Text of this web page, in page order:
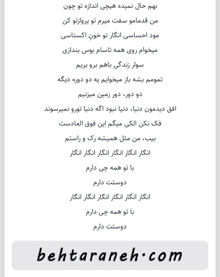
بهم حال نمیده هیچی اندازه تو چون
من قدمامو سفت میرم تو پروازتو کن
مود احساسی انگار تو خونِ اکستاسی
میخوام روی همه تاسام بوس بندازی
سوار زندگی باهم برو بریم
تمومم بشه باز میخوایم یه دو دوره دیگه
دو دور، دور زمین میزنیم
افق دیدمون دنیا، دنیا نبود اگه دنیا تورو نمیرسوند
فک نکن الکی میگم این فوق العادست
بیب، من مثل همیشه رک و راستم
انگار انگار انگار انگار انگار انگار
با تو همه چی دارم
دوستت دارم
انگار انگار انگار انگار انگار انگار
با تو همه چی دارم
دوستت دارم